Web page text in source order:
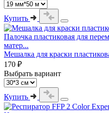
Купить
Палочка пластиковая для
матер...
Мешалка для краски
170 ₽
Выбрать вариант
Купить